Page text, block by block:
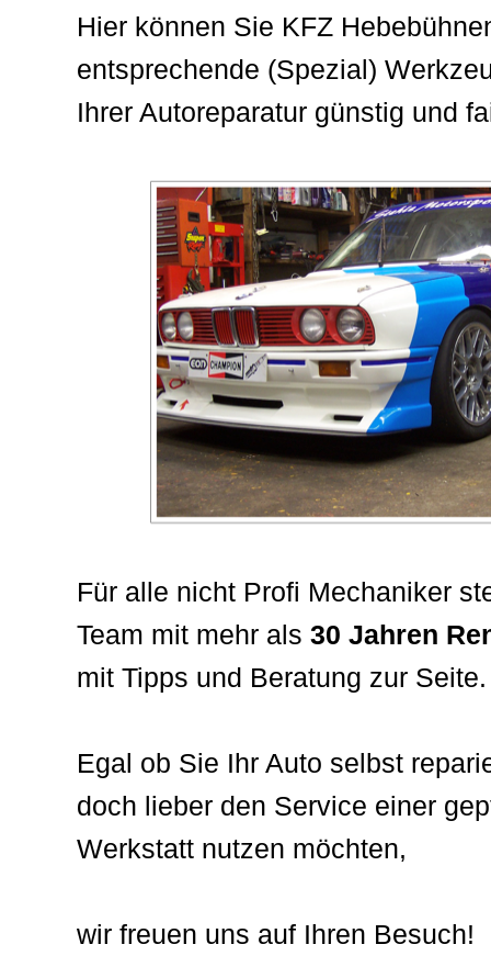
Hier können Sie KFZ
entsprechende (Spezial)
Ihrer Autoreparatur günstig und
Für alle nicht Profi Mechaniker
Team mit mehr als 30 Jahren
mit Tipps und Beratung zur Seite.
Egal ob Sie Ihr Auto selbst
doch lieber den Service einer
Werkstatt nutzen möchten,
wir freuen uns auf Ihren Besuch!